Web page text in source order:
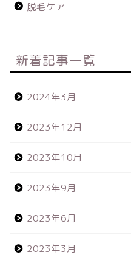
脱毛ケア
新着記事一覧
2024年3月
2023年12月
2023年10月
2023年9月
2023年6月
2023年3月